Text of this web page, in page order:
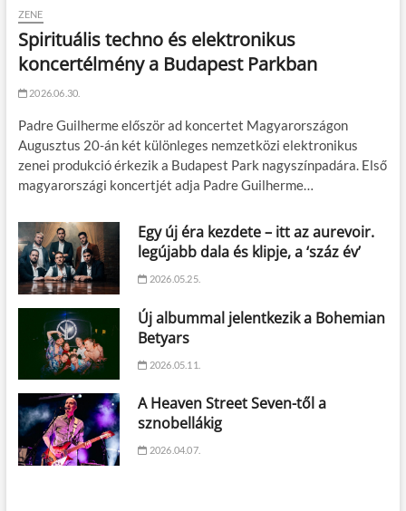
ZENE
Spirituális techno és elektronikus
koncertélmény a Budapest Parkban
2026.06.30.
Padre Guilherme először ad koncertet Magyarországon
Augusztus 20-án két különleges nemzetközi elektronikus
zenei produkció érkezik a Budapest Park nagyszínpadára. Első
magyarországi koncertjét adja Padre Guilherme…
Egy új éra kezdete – itt az aurevoir.
legújabb dala és klipje, a ‘száz év’
2026.05.25.
Új albummal jelentkezik a Bohemian
Betyars
2026.05.11.
A Heaven Street Seven-től a
sznobellákig
2026.04.07.